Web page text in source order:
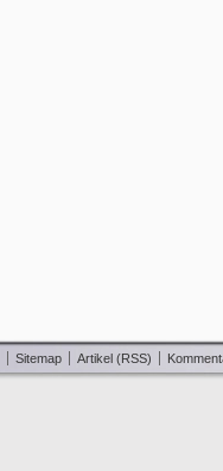
Sitemap Artikel (RSS)